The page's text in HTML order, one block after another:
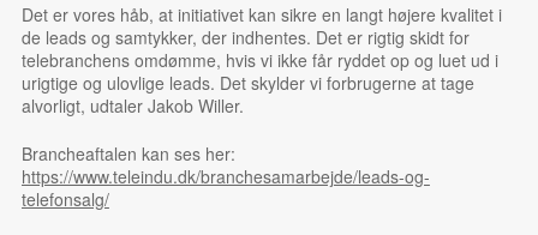
Det er vores håb, at initiativet kan sikre en langt højere kvalitet i
de leads og samtykker, der indhentes. Det er rigtig skidt for
telebranchens omdømme, hvis vi ikke får ryddet op og luet ud i
urigtige og ulovlige leads. Det skylder vi forbrugerne at tage
alvorligt, udtaler Jakob Willer.
Brancheaftalen kan ses her:
https://www.teleindu.dk/branchesamarbejde/leads-og-
telefonsalg/